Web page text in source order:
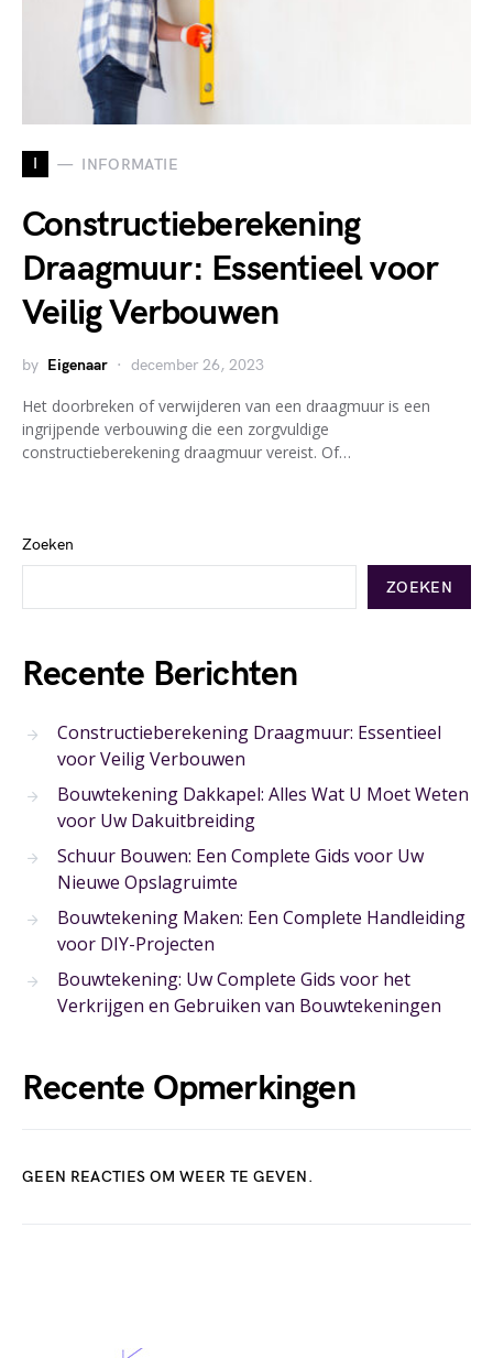
I INFORMATIE
Constructieberekening
Draagmuur: Essentieel voor
Veilig Verbouwen
by Eigenaar december 26, 2023
Het doorbreken of verwijderen van een draagmuur is een
ingrijpende verbouwing die een zorgvuldige
constructieberekening draagmuur vereist. Of…
Zoeken
ZOEKEN
Recente Berichten
Constructieberekening Draagmuur: Essentieel
voor Veilig Verbouwen
Bouwtekening Dakkapel: Alles Wat U Moet Weten
voor Uw Dakuitbreiding
Schuur Bouwen: Een Complete Gids voor Uw
Nieuwe Opslagruimte
Bouwtekening Maken: Een Complete Handleiding
voor DIY-Projecten
Bouwtekening: Uw Complete Gids voor het
Verkrijgen en Gebruiken van Bouwtekeningen
Recente Opmerkingen
GEEN REACTIES OM WEER TE GEVEN.